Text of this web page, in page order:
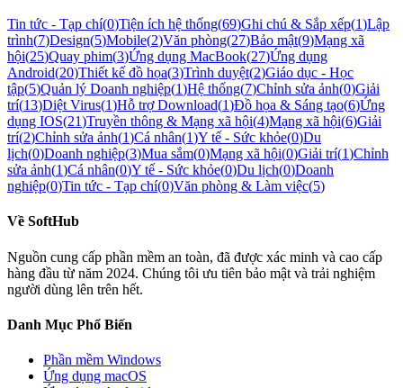
Tin tức - Tạp chí(0)Tiện ích hệ thống(69)Ghi chú & Sắp xếp(1)Lập
trình(7)Design(5)Mobile(2)Văn phòng(27)Bảo mật(9)Mạng xã
hội(25)Quay phim(3)Ứng dụng MacBook(27)Ứng dụng
Android(20)Thiết kế đồ họa(3)Trình duyệt(2)Giáo dục - Học
tập(5)Quản lý Doanh nghiệp(1)Hệ thống(7)Chỉnh sửa ảnh(0)Giải
trí(13)Diệt Virus(1)Hỗ trợ Download(1)Đồ họa & Sáng tạo(6)Ứng
dụng IOS(21)Truyền thông & Mạng xã hội(4)Mạng xã hội(6)Giải
trí(2)Chỉnh sửa ảnh(1)Cá nhân(1)Y tế - Sức khỏe(0)Du
lịch(0)Doanh nghiệp(3)Mua sắm(0)Mạng xã hội(0)Giải trí(1)Chỉnh
sửa ảnh(1)Cá nhân(0)Y tế - Sức khỏe(0)Du lịch(0)Doanh
nghiệp(0)Tin tức - Tạp chí(0)Văn phòng & Làm việc(5)
Về SoftHub
Nguồn cung cấp phần mềm an toàn, đã được xác minh và cao cấp
hàng đầu từ năm 2024. Chúng tôi ưu tiên bảo mật và trải nghiệm
người dùng lên trên hết.
Danh Mục Phổ Biến
Phần mềm Windows
Ứng dụng macOS